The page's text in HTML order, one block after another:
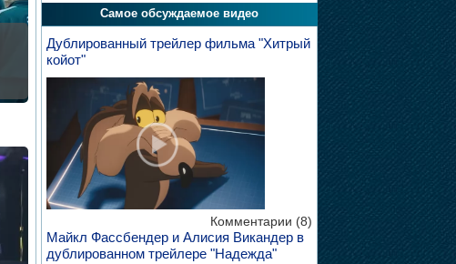
Самое обсуждаемое видео
Дублированный трейлер фильма "Хитрый
койот"
Комментарии (8)
Майкл Фассбендер и Алисия Викандер в
дублированном трейлере "Надежда"